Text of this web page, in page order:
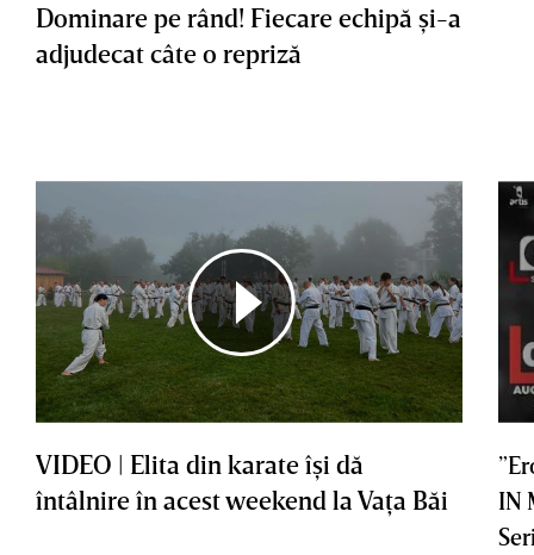
Dominare pe rând! Fiecare echipă şi-a
adjudecat câte o repriză
VIDEO | Elita din karate îşi dă
întâlnire în acest weekend la Vaţa Băi
IN